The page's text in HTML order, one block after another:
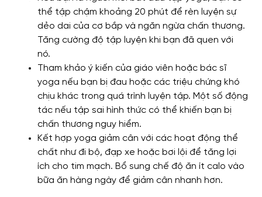
thể tập chậm khoảng 20 phút để rèn luyện sự
dẻo dai của cơ bắp và ngăn ngừa chấn thương.
Tăng cường độ tập luyện khi bạn đã quen với
nó.
Tham khảo ý kiến ​​của giáo viên hoặc bác sĩ
yoga nếu bạn bị đau hoặc các triệu chứng khó
chịu khác trong quá trình luyện tập. Một số động
tác nếu tập sai hình thức có thể khiến bạn bị
chấn thương nguy hiểm.
Kết hợp yoga giảm cân với các hoạt động thể
chất như đi bộ, đạp xe hoặc bơi lội để tăng lợi
ích cho tim mạch. Bổ sung chế độ ăn ít calo vào
bữa ăn hàng ngày để giảm cân nhanh hơn.